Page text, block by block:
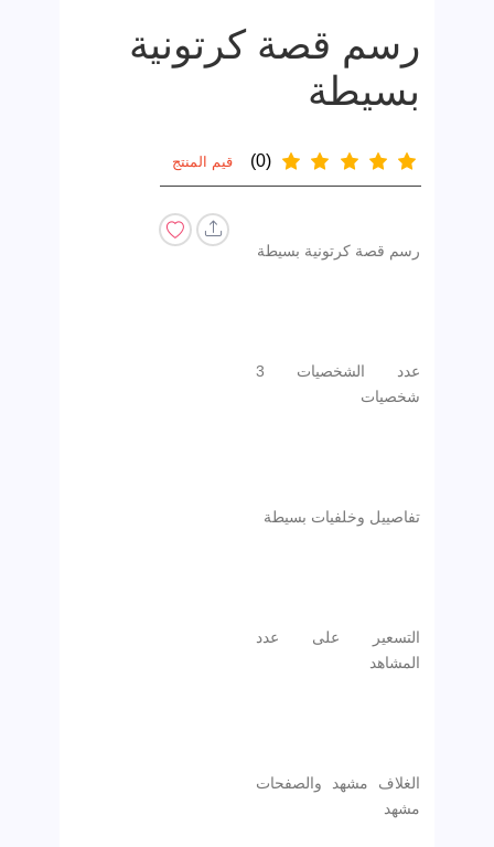
رسم قصة كرتونية
بسيطة
(0) قيم المنتج
رسم قصة كرتونية بسيطة
عدد الشخصيات 3
شخصيات
تفاصييل وخلفيات بسيطة
التسعير على عدد
المشاهد
الغلاف مشهد والصفحات
مشهد